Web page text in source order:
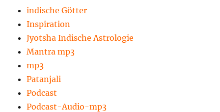
indische Götter
Inspiration
Jyotsha Indische Astrologie
Mantra mp3
mp3
Patanjali
Podcast
Podcast-Audio-mp3